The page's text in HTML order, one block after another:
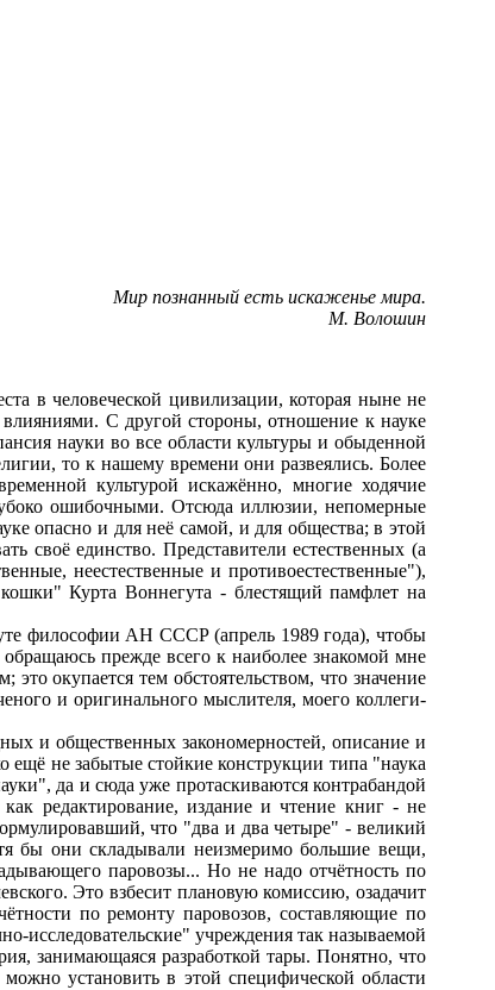
Мир познанный есть искаженье мира.
М. Волошин
в человеческой цивилизации, которая ныне не
влияниями. С другой стороны, отношение к науке
науки во все области культуры и обыденной
то к нашему времени они развеялись. Более
культурой искажённо, многие ходячие
ошибочными. Отсюда иллюзии, непомерные
опасно и для неё самой, и для общества; в этой
своё единство. Представители естественных (а
неестественные и противоестественные"),
Курта Воннегута - блестящий памфлет на
философии АН СССР (апрель 1989 года), чтобы
прежде всего к наиболее знакомой мне
окупается тем обстоятельством, что значение
и оригинального мыслителя, моего коллеги-
и общественных закономерностей, описание и
ещё не забытые стойкие конструкции типа "наука
да и сюда уже протаскиваются контрабандой
редактирование, издание и чтение книг - не
что "два и два четыре" - великий
бы они складывали неизмеримо большие вещи,
паровозы... Но не надо отчётность по
Это взбесит плановую комиссию, озадачит
по ремонту паровозов, составляющие по
исследовательские" учреждения так называемой
занимающаяся разработкой тары. Понятно, что
установить в этой специфической области